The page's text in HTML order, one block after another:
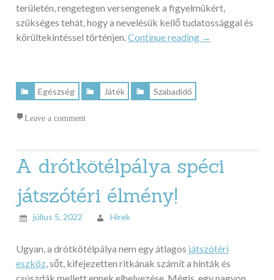
területén, rengetegen versengenek a figyelmükért,
szükséges tehát, hogy a nevelésük kellő tudatossággal és
körültekintéssel történjen.Continue reading „Kültéri
→
Egészség Játék Szabadidő
Leave a comment
A drótkötélpálya spéci
játszótéri élmény!
július 5, 2022 Hirek
Ugyan, a drótkötélpálya nem egy átlagos játszótéri
eszköz , sőt, kifejezetten ritkának számít a hinták és